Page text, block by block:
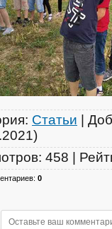
: Статьи |
: 458 |
: 0